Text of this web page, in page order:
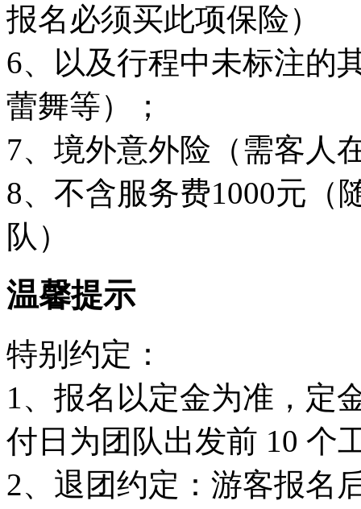
报名必须买此项保险）
6、以及行程中未标注的
蕾舞等）；
7、境外意外险（需客人
8、不含服务费1000元（
队）
温馨提示
特别约定：
1、报名以定金为准，定
付日为团队出发前 10 个
2、退团约定：游客报名